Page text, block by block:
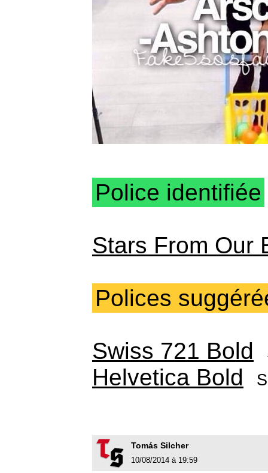
Police identifiée
Stars From Our
Polices
Swiss 721 Bold
Helvetica Bold
Tomás Silcher
10/08/2014 à 19:59